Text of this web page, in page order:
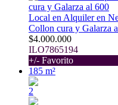
Local en Alquiler en
Collon cura y Galarza
$4.000.000
ILO7865194
+/- Favorito
185 m²
2